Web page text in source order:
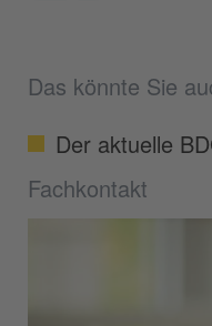
Das könnte Sie
Der aktuelle
Fachkontakt